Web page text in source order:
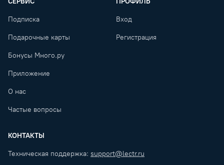
Подписка
Подарочные карты
Бонусы Много.ру
Приложение
О нас
Частые вопросы
Вход
Регистрация
КОНТАКТЫ
Техническая поддержка: support@lectr.ru